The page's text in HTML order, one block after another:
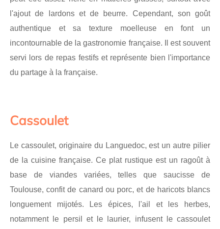
l'ajout de lardons et de beurre. Cependant, son goût
authentique et sa texture moelleuse en font un
incontournable de la gastronomie française. Il est souvent
servi lors de repas festifs et représente bien l'importance
du partage à la française.
Cassoulet
Le cassoulet, originaire du Languedoc, est un autre pilier
de la cuisine française. Ce plat rustique est un ragoût à
base de viandes variées, telles que saucisse de
Toulouse, confit de canard ou porc, et de haricots blancs
longuement mijotés. Les épices, l'ail et les herbes,
notamment le persil et le laurier, infusent le cassoulet